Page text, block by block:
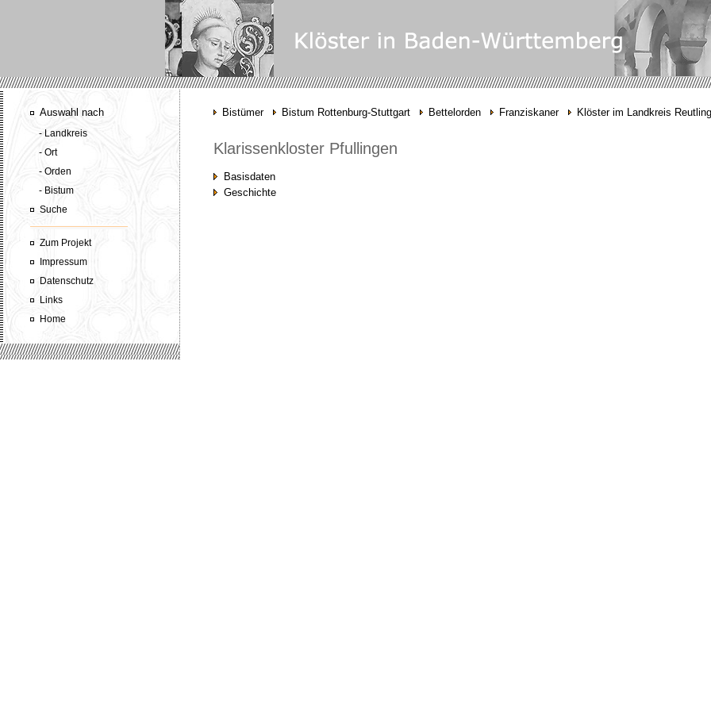
Auswahl nach
- Landkreis
- Ort
- Orden
- Bistum
Suche
Zum Projekt
Impressum
Datenschutz
Links
Home
Bistümer Bistum Rottenburg-Stuttgart Bettelorden Franziskaner Klöster im Landkreis
Klarissenkloster Pfullingen
Basisdaten
Geschichte